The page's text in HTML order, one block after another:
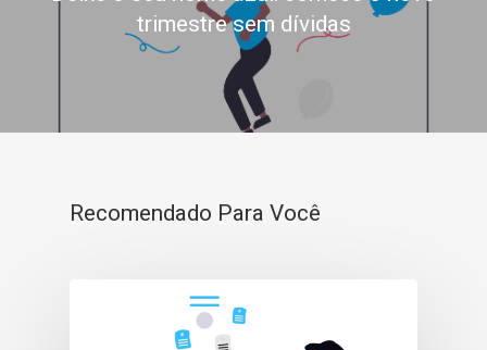
trimestre sem dívidas
Recomendado Para Você